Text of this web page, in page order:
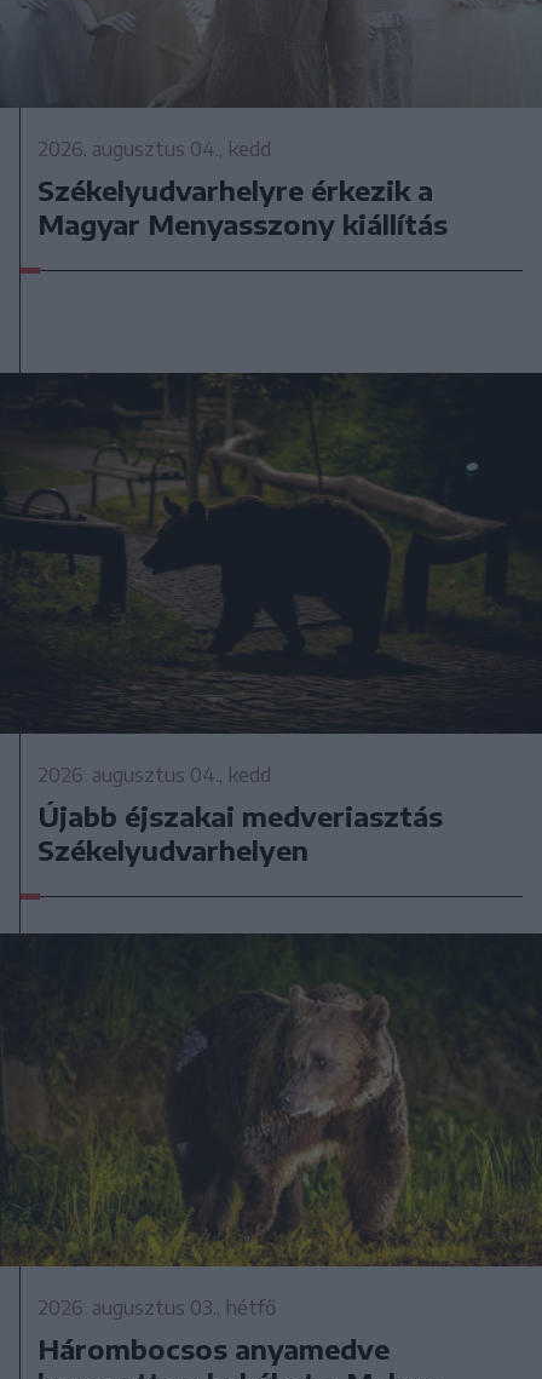
2026. augusztus 04., kedd
Székelyudvarhelyre érkezik a
Magyar Menyasszony kiállítás
2026. augusztus 04., kedd
Újabb éjszakai medveriasztás
Székelyudvarhelyen
2026. augusztus 03., hétfő
Hárombocsos anyamedve